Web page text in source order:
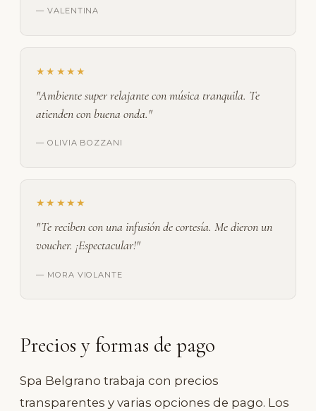
— VALENTINA
★★★★★
"Ambiente super relajante con música tranquila. Te
atienden con buena onda."
— OLIVIA BOZZANI
★★★★★
"Te reciben con una infusión de cortesía. Me dieron un
voucher. ¡Espectacular!"
— MORA VIOLANTE
Precios y formas de pago
Spa Belgrano trabaja con precios
transparentes y varias opciones de pago. Los